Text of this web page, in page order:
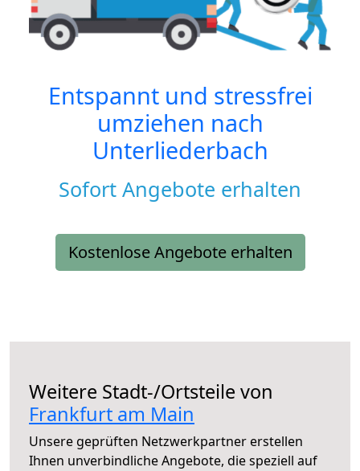
Entspannt und stressfrei
umziehen nach
Unterliederbach
Sofort Angebote erhalten
Kostenlose Angebote erhalten
Weitere Stadt-/Ortsteile von
Frankfurt am Main
Unsere geprüften Netzwerkpartner erstellen
Ihnen unverbindliche Angebote, die speziell auf